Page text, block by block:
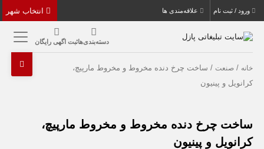
ورود / ثبت نام علاقه‌مندی ها
دسته‌بندی‌هاثبت اگهی رایگان
خانه /صنعت / ساخت چرخ دنده مخروط و مخروط مارپیچ،
کرانویل و پینیون
ساخت چرخ دنده مخروط و مخروط مارپیچ،
کرانویل و پینیون